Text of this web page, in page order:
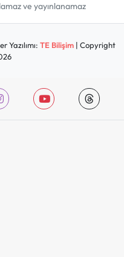
ve yayınlanamaz
Yazılımı: TE Bilişim| Copyright